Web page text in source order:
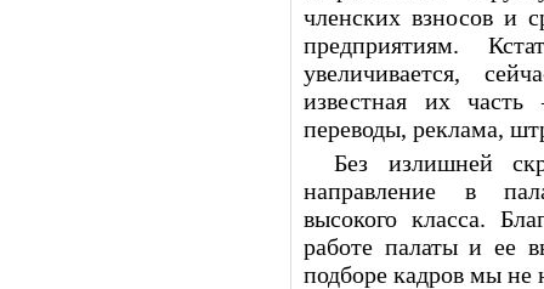
членских взносов и
предприятиям.
увеличивается,
известная их часть
переводы, реклама,
Без излишней
направление в
высокого класса.
работе палаты и ее
подборе кадров мы не